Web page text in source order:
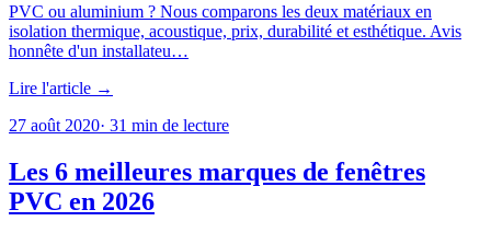
PVC ou aluminium ? Nous comparons les deux matériaux en
isolation thermique, acoustique, prix, durabilité et esthétique. Avis
honnête d'un installateu…
Lire l'article →
27 août 2020· 31 min de lecture
Les 6 meilleures marques de fenêtres
PVC en 2026